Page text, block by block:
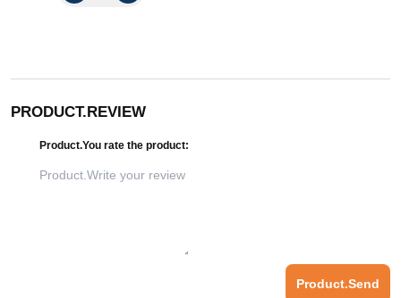
PRODUCT.REVIEW
Product.You rate the product:
Product.Send